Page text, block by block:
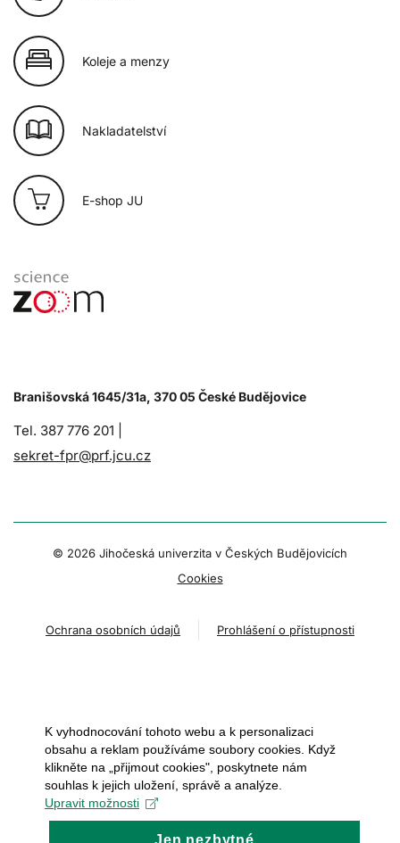
Koleje a menzy
Nakladatelství
E-shop JU
Branišovská 1645/31a, 370 05 České Budějovice
Tel. 387 776 201 |
sekret-fpr@prf.jcu.cz
© 2026 Jihočeská univerzita v Českých Budějovicích
Cookies
Ochrana osobních údajů Prohlášení o přístupnosti
K vyhodnocování tohoto webu a k personalizaci
obsahu a reklam používáme soubory cookies. Když
klikněte na „přijmout cookies", poskytnete nám
souhlas k jejich uložení, správě a analýze.
Upravit možnosti
Jen nezbytné